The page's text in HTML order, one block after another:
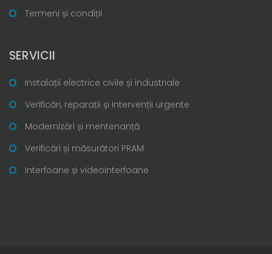
Termeni și condiții
SERVICII
Instalații electrice civile și industriale
Verificări, reparații și intervenții urgente
Modernizări și mentenanță
Verificări și măsurători PRAM
Interfoane și videointerfoane